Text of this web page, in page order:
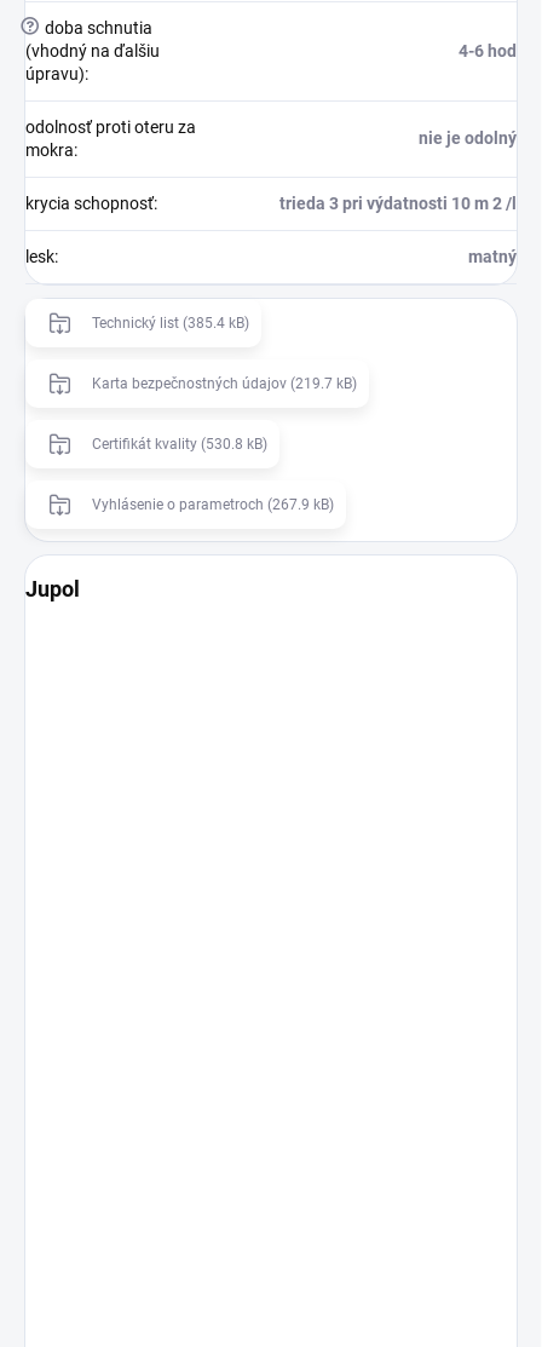
? doba schnutia
(vhodný na ďalšiu
úpravu):
4-6 hod
odolnosť proti oteru za
mokra:
nie je odolný
krycia schopnosť: trieda 3 pri výdatnosti 10 m 2 /l
lesk: matný
Technický list (385.4 kB)
Karta bezpečnostných údajov (219.7 kB)
Certifikát kvality (530.8 kB)
Vyhlásenie o parametroch (267.9 kB)
Jupol